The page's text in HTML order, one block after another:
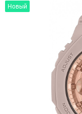
Новый